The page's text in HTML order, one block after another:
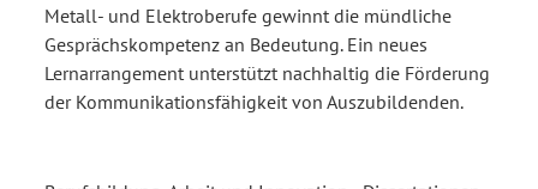
Metall- und Elektroberufe gewinnt die mündliche
Gesprächskompetenz an Bedeutung. Ein neues
Lernarrangement unterstützt nachhaltig die Förderung
der Kommunikationsfähigkeit von Auszubildenden.